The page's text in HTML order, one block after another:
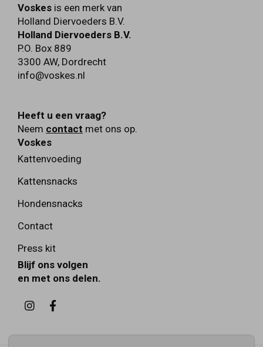
Voskes is een merk van
Holland Diervoeders B.V.
Holland Diervoeders B.V.
P.O. Box 889
3300 AW, Dordrecht
info@voskes.nl
Heeft u een vraag?
Neem contact met ons op.
Voskes
Kattenvoeding
Kattensnacks
Hondensnacks
Contact
Press kit
Blijf ons volgen
en met ons delen.